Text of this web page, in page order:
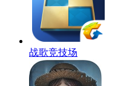
战歌竞技场